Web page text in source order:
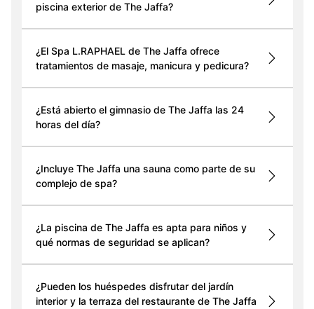
piscina exterior de The Jaffa?
¿El Spa L.RAPHAEL de The Jaffa ofrece
tratamientos de masaje, manicura y pedicura?
¿Está abierto el gimnasio de The Jaffa las 24
horas del día?
¿Incluye The Jaffa una sauna como parte de su
complejo de spa?
¿La piscina de The Jaffa es apta para niños y
qué normas de seguridad se aplican?
¿Pueden los huéspedes disfrutar del jardín
interior y la terraza del restaurante de The Jaffa